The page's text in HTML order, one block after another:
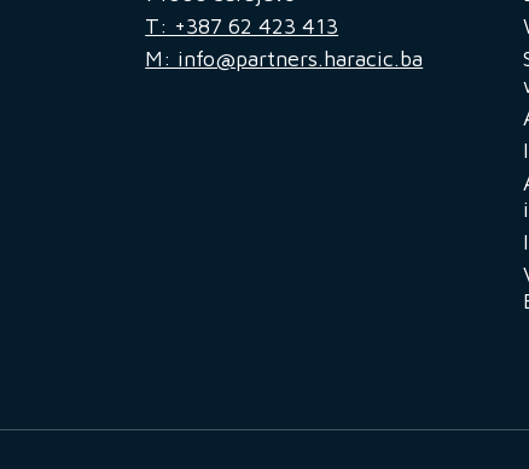
T: +387 62 423 413
M: info@partners.haracic.ba